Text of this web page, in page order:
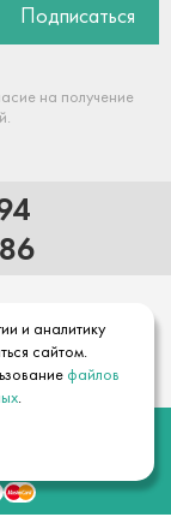
и аналитику
сайтом.
файлов
.
Подписаться
на получение
hansgrohe
данных